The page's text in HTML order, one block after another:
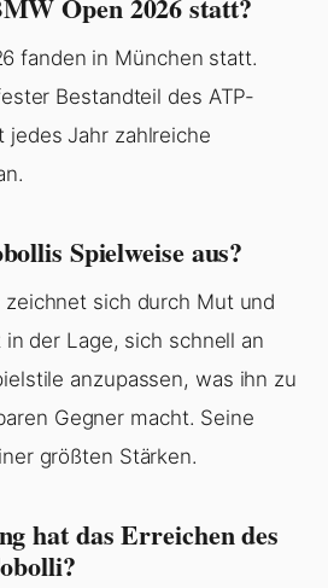
Open 2026 statt?
fanden in München statt.
Bestandteil des ATP-
jedes Jahr zahlreiche
Spielweise aus?
sich durch Mut und
in der Lage, sich schnell an
anzupassen, was ihn zu
Gegner macht. Seine
größten Stärken.
hat das Erreichen des